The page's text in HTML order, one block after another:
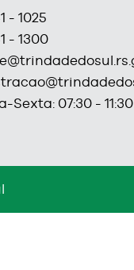
- 1025
- 1300
Sexta: 07:30 - 11:30